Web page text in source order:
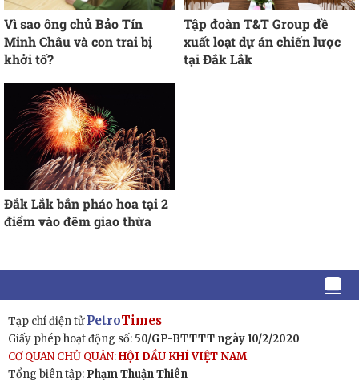
Vì sao ông chủ Bảo Tín
Minh Châu và con trai bị
khởi tố?
Tập đoàn T&T Group đề
xuất loạt dự án chiến lược
tại Đắk Lắk
Đắk Lắk bắn pháo hoa tại 2
điểm vào đêm giao thừa
Tạp chí điện tửPetroTimes
Giấy phép hoạt động số: 50/GP-BTTTT ngày 10/2/2020
CƠ QUAN CHỦ QUẢN:HỘI DẦU KHÍ VIỆT NAM
Tổng biên tập: Phạm Thuận Thiên